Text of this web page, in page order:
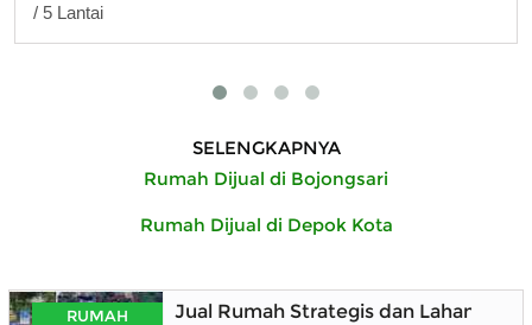
/ 5 Lantai
SELENGKAPNYA
Rumah Dijual di Bojongsari
Rumah Dijual di Depok Kota
RUMAH Jual Rumah Strategis dan Lahan